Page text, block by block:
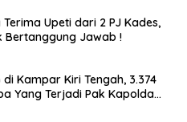
Upeti dari 2 PJ Kades,
Bertanggung Jawab !
Kampar Kiri Tengah, 3.374
Yang Terjadi Pak Kapolda